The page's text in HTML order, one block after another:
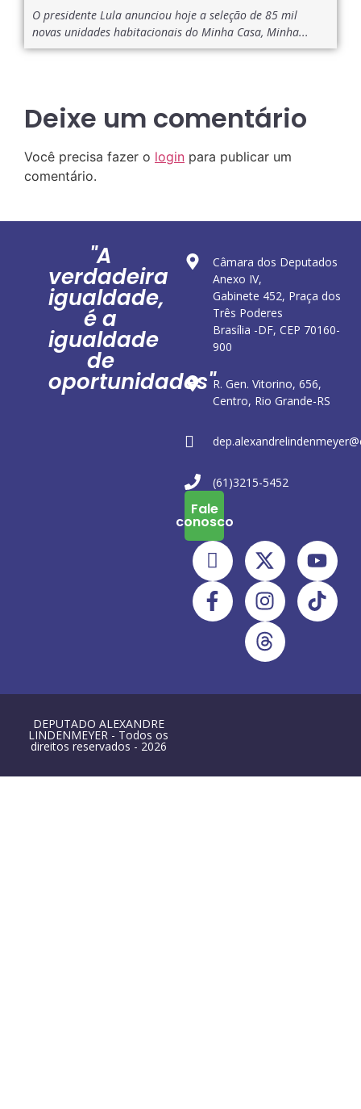
O presidente Lula anunciou hoje a seleção de 85 mil
novas unidades habitacionais do Minha Casa, Minha...
Deixe um comentário
Você precisa fazer o login para publicar um
comentário.
"A
verdadeira
igualdade,
é a
igualdade
de
oportunidades"
Câmara dos Deputados
Anexo IV,
Gabinete 452, Praça dos
Três Poderes
Brasília -DF, CEP 70160-
900
R. Gen. Vitorino, 656,
Centro, Rio Grande-RS
(61)3215-5452
Fale
conosco
DEPUTADO ALEXANDRE
LINDENMEYER - Todos os
direitos reservados - 2026